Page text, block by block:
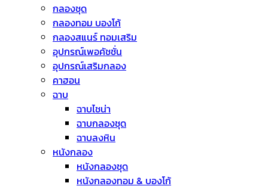
กลองชุด
กลองทอม บองโก้
กลองสแนร์ ทอมเสริม
อุปกรณ์เพอคัชชั่น
อุปกรณ์เสริมกลอง
คาฮอน
ฉาบ
ฉาบไชน่า
ฉาบกลองชุด
ฉาบลงหิน
หนังกลอง
หนังกลองชุด
หนังกลองทอม & บองโก้